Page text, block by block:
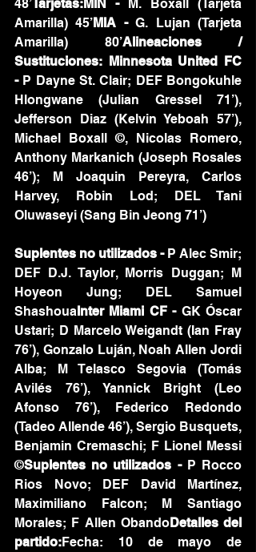
48’ Tarjetas:MIN -
M. Boxall (Tarjeta
Amarilla) 45’MIA - G. Lujan (Tarjeta
Amarilla) 80’Alineaciones /
Sustituciones: Minnesota United FC
- P Dayne St. Clair; DEF Bongokuhle
Hlongwane (Julian Gressel 71’),
Jefferson Diaz (Kelvin Yeboah 57’),
Michael Boxall ©, Nicolas Romero,
Anthony Markanich (Joseph Rosales
46’); M Joaquin Pereyra, Carlos
Harvey, Robin Lod; DEL Tani
Oluwaseyi (Sang Bin Jeong 71’)
Suplentes no utilizados - P Alec Smir;
DEF D.J. Taylor, Morris Duggan; M
Hoyeon Jung; DEL Samuel
ShashouaInter Miami CF - GK Óscar
Ustari; D Marcelo Weigandt (Ian Fray
76’), Gonzalo Luján, Noah Allen Jordi
Alba; M Telasco Segovia (Tomás
Avilés 76’), Yannick Bright (Leo
Afonso 76’), Federico Redondo
(Tadeo Allende 46’), Sergio Busquets,
Benjamin Cremaschi; F Lionel Messi
©Suplentes no utilizados - P Rocco
Rios Novo; DEF David Martínez,
Maximiliano Falcon; M Santiago
Morales; F Allen ObandoDetalles del
partido:Fecha: 10 de mayo de